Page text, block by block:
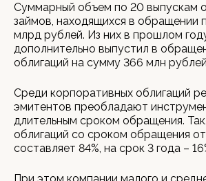
Суммарный объем по 20 выпускам
займов, находящихся в обращении
млрд рублей. Из них в прошлом
дополнительно выпустил в
облигаций на сумму 366 млн
Среди корпоративных облигаций
эмитентов преобладают
длительным сроком обращения.
облигаций со сроком обращения
составляет 84%, на срок 3 года –